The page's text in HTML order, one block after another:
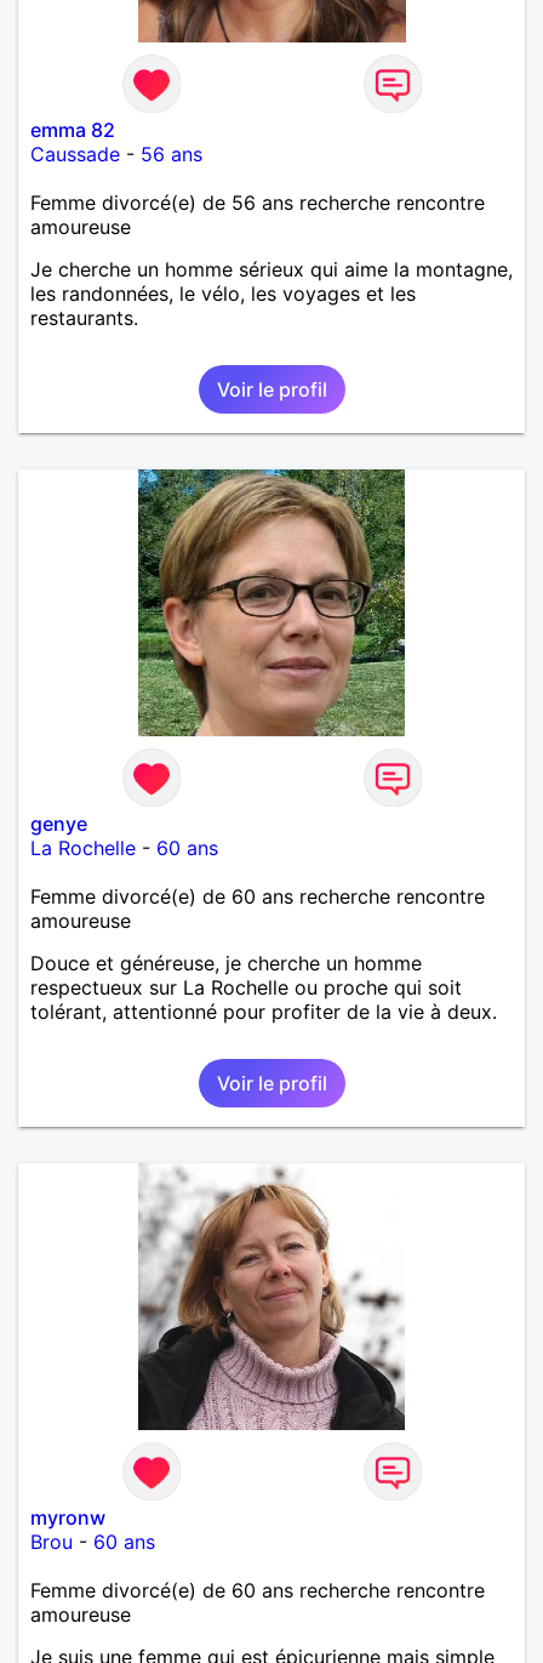
emma 82
Caussade - 56 ans
Femme divorcé(e) de 56 ans recherche rencontre
amoureuse
Je cherche un homme sérieux qui aime la montagne,
les randonnées, le vélo, les voyages et les
restaurants.
Voir le profil
genye
La Rochelle - 60 ans
Femme divorcé(e) de 60 ans recherche rencontre
amoureuse
Douce et généreuse, je cherche un homme
respectueux sur La Rochelle ou proche qui soit
tolérant, attentionné pour profiter de la vie à deux.
Voir le profil
myronw
Brou - 60 ans
Femme divorcé(e) de 60 ans recherche rencontre
amoureuse
Je suis une femme qui est épicurienne mais simple